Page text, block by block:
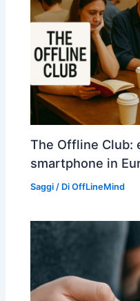
The Offline Club:
smartphone in
Saggi / DiOffLineMind